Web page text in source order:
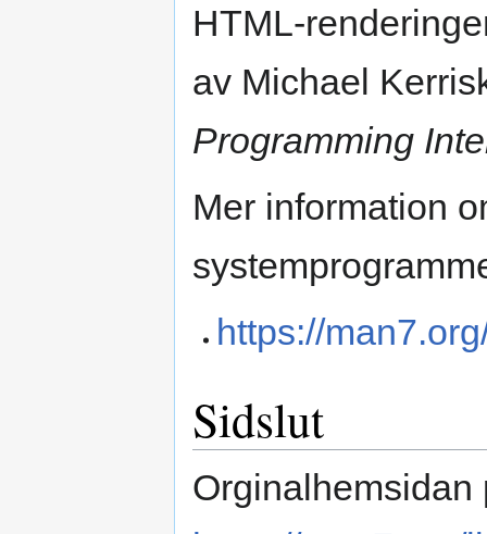
HTML-
av Michael
Programming
Mer information
https://
Sidslut
Orginalhemsidan